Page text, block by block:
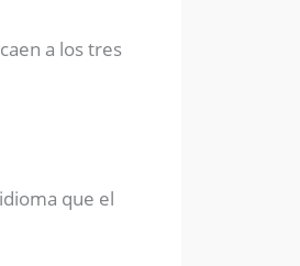
a los tres
que el